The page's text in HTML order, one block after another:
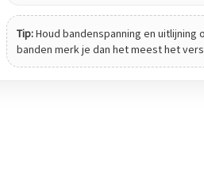
Tip:Houd bandenspanning en uitlijning
banden merk je dan het meest het